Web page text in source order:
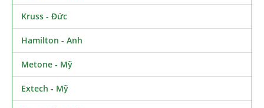
Kruss - Đức
Hamilton - Anh
Metone - Mỹ
Extech - Mỹ